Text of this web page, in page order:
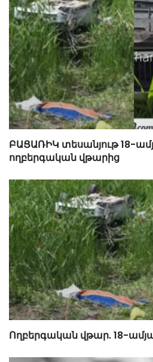
ԲԱՑԱՌԻԿ տեսանյութ 18-
ողբերգական վթարից
Ողբերգական վթար. 18-